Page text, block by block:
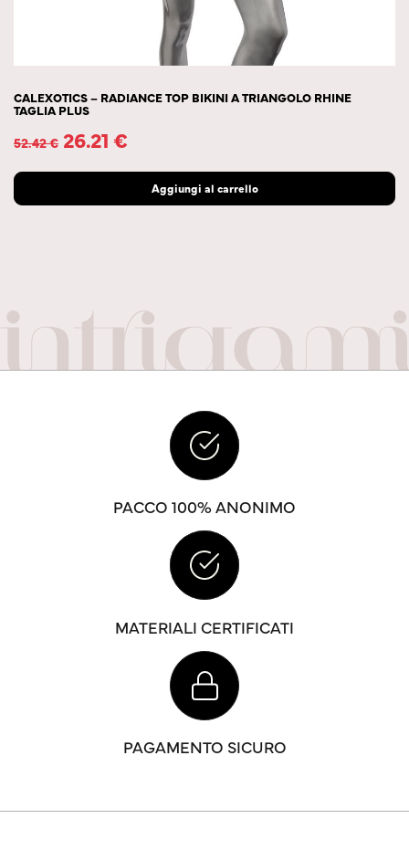
CALEXOTICS – RADIANCE TOP BIKINI A TRIANGOLO RHINE
TAGLIA PLUS
52.42€ 26.21 €
Aggiungi al carrello
PACCO 100% ANONIMO
MATERIALI CERTIFICATI
PAGAMENTO SICURO